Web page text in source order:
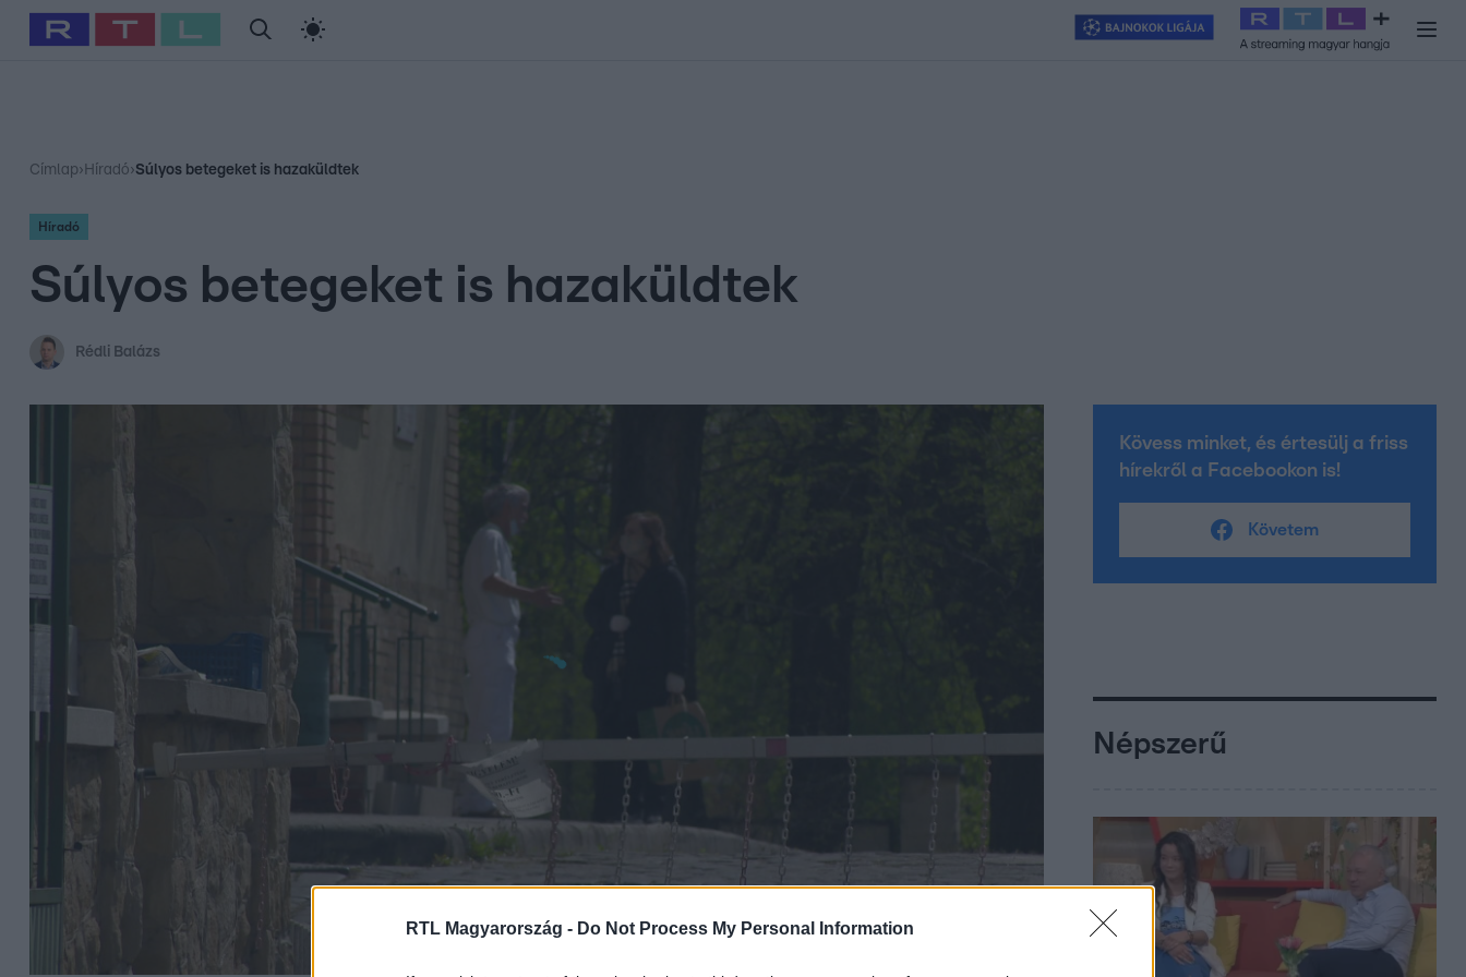
RTL Magyarország - Do Not Process My Personal Information
Babits Marcella Szellő István Most Wanted Exek csatája 2026 Celeb vagyok, ments ki innen
Címlap› Híradó›Súlyos betegeket is hazaküldtek
Híradó
Súlyos betegeket is hazaküldtek
Rédli Balázs
Kövess minket, és értesülj a friss
hírekről a Facebookon is!
Követem
Népszerű